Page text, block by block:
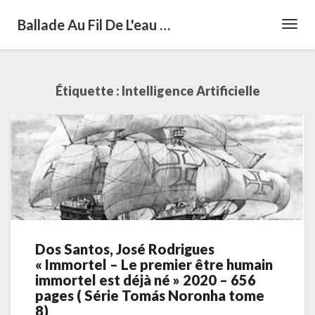
Ballade Au Fil De L'eau …
Étiquette : Intelligence Artificielle
Dos
Santos,
José
Rodrigues
« Immortel
Dos Santos, José Rodrigues
« Immortel – Le premier être humain
immortel est déjà né » 2020 – 656
pages ( Série Tomás Noronha tome
8)